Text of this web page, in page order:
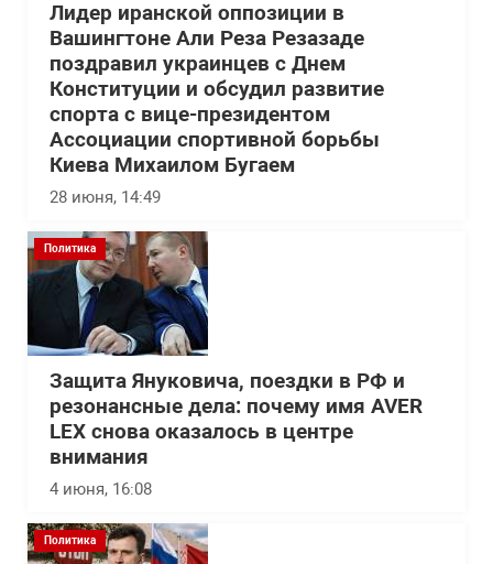
Лидер иранской оппозиции в
Вашингтоне Али Реза Резазаде
поздравил украинцев с Днем
Конституции и обсудил развитие
спорта с вице-президентом
Ассоциации спортивной борьбы
Киева Михаилом Бугаем
28 июня, 14:49
Политика
Защита Януковича, поездки в РФ и
резонансные дела: почему имя AVER
LEX снова оказалось в центре
внимания
4 июня, 16:08
Политика